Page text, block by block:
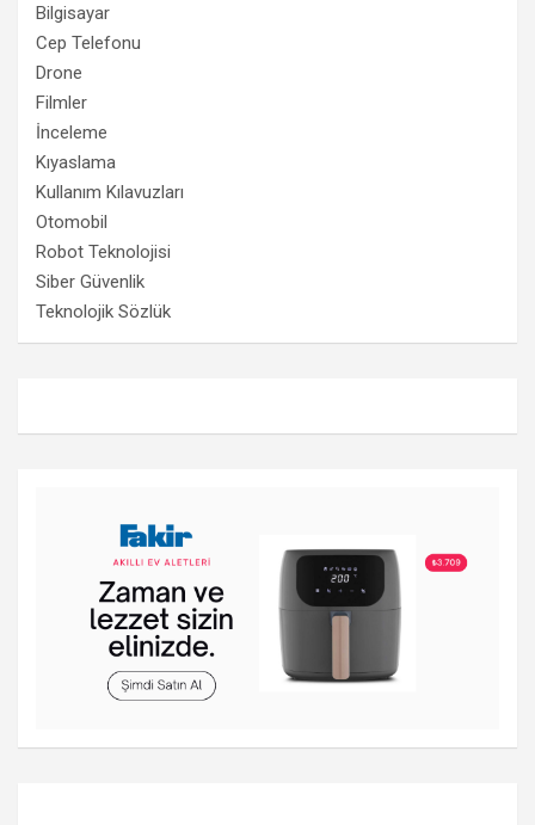
Bilgisayar
Cep Telefonu
Drone
Filmler
İnceleme
Kıyaslama
Kullanım Kılavuzları
Otomobil
Robot Teknolojisi
Siber Güvenlik
Teknolojik Sözlük